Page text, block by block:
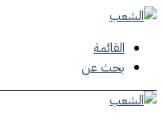
القائمة
بحث عن